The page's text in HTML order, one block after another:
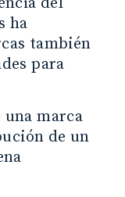
ha
también
para
marca
de un